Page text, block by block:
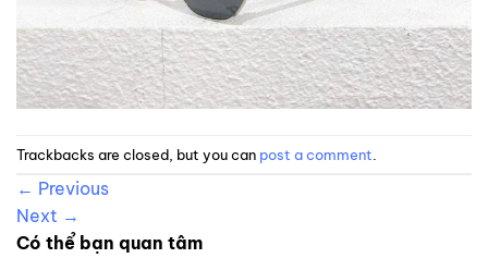
Trackbacks are closed, but you can post a comment
← Previous
Next →
Có thể bạn quan tâm